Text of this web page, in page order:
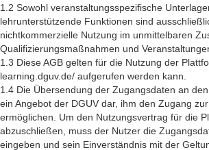
1.2 Sowohl veranstaltungsspezifische
lehrunterstützende Funktionen sind
nichtkommerzielle Nutzung im unmittelbaren
Qualifizierungsmaßnahmen und
1.3 Diese AGB gelten für die Nutzung der
learning.dguv.de/ aufgerufen werden kann.
1.4 Die Übersendung der Zugangsdaten an
ein Angebot der DGUV dar, ihm den Zugang
ermöglichen. Um den Nutzungsvertrag für die
abzuschließen, muss der Nutzer die
eingeben und sein Einverständnis mit der